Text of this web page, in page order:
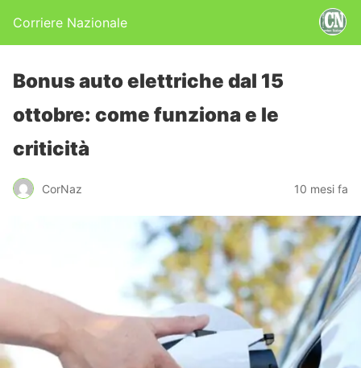
Corriere Nazionale
Bonus auto elettriche dal 15
ottobre: come funziona e le
criticità
CorNaz 10 mesi fa